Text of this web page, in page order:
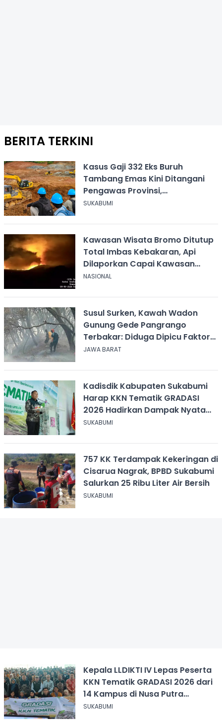
BERITA TERKINI
Kasus Gaji 332 Eks Buruh
Tambang Emas Kini Ditangani
Pengawas Provinsi,
Disnakertrans Sukabumi Terus
SUKABUMI
Kawasan Wisata Bromo Ditutup
Total Imbas Kebakaran, Api
Dilaporkan Capai Kawasan
Sabana
NASIONAL
Susul Surken, Kawah Wadon
Gunung Gede Pangrango
Terbakar: Diduga Dipicu Faktor
Alam
JAWA BARAT
Kadisdik Kabupaten Sukabumi
Harap KKN Tematik GRADASI
2026 Hadirkan Dampak Nyata
bagi Masyarakat
SUKABUMI
757 KK Terdampak Kekeringan di
Cisarua Nagrak, BPBD Sukabumi
Salurkan 25 Ribu Liter Air Bersih
SUKABUMI
Kepala LLDIKTI IV Lepas Peserta
KKN Tematik GRADASI 2026 dari
14 Kampus di Nusa Putra
University
SUKABUMI